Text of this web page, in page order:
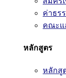
ค่าธร
คณะแ
หลักสูตร
หลักสู